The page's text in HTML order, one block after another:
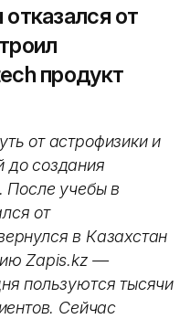
от
продукт
от астрофизики и
до создания
После учебы в
от
в Казахстан
Zapis.kz —
пользуются тысячи
Сейчас